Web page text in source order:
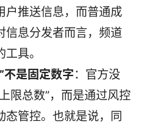
户推送信息，而普通成
信息分发者而言，频道
具。
不是固定数字：官方没
限总数”，而是通过风控
态管控。也就是说，同